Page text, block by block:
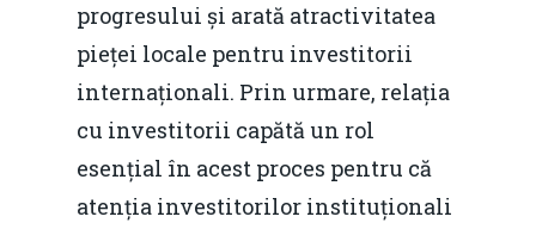
progresului și arată atractivitatea
pieței locale pentru investitorii
internaționali. Prin urmare, relația
cu investitorii capătă un rol
esențial în acest proces pentru că
atenția investitorilor instituționali